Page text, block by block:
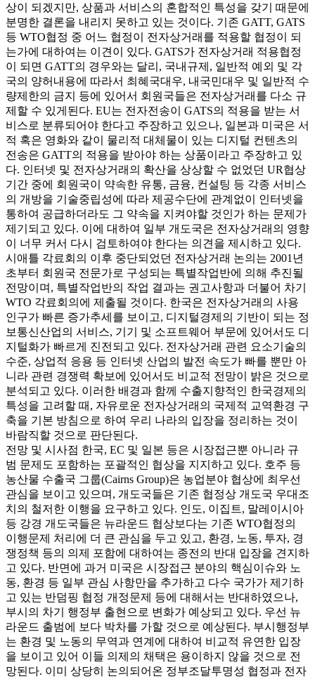
상이 되겠지만, 상품과 서비스의 혼합적인 특성을 갖기 때문에
분명한 결론을 내리지 못하고 있는 것이다. 기존 GATT, GATS
등 WTO협정 중 어느 협정이 전자상거래를 적용할 협정이 되
는가에 대하여는 이견이 있다. GATS가 전자상거래 적용협정
이 되면 GATT의 경우와는 달리, 국내규제, 일반적 예외 및 각
국의 양허내용에 따라서 최혜국대우, 내국민대우 및 일반적 수
량제한의 금지 등에 있어서 회원국들은 전자상거래를 다소 규
제할 수 있게된다. EU는 전자전송이 GATS의 적용을 받는 서
비스로 분류되어야 한다고 주장하고 있으나, 일본과 미국은 서
적 혹은 영화와 같이 물리적 대체물이 있는 디지털 컨텐츠의
전송은 GATT의 적용을 받아야 하는 상품이라고 주장하고 있
다. 인터넷 및 전자상거래의 확산을 상상할 수 없었던 UR협상
기간 중에 회원국이 약속한 유통, 금융, 컨설팅 등 각종 서비스
의 개방을 기술중립성에 따라 제공수단에 관계없이 인터넷을
통하여 공급하더라도 그 약속을 지켜야할 것인가 하는 문제가
제기되고 있다. 이에 대하여 일부 개도국은 전자상거래의 영향
이 너무 커서 다시 검토하여야 한다는 의견을 제시하고 있다.
시애틀 각료회의 이후 중단되었던 전자상거래 논의는 2001년
초부터 회원국 전문가로 구성되는 특별작업반에 의해 추진될
전망이며, 특별작업반의 작업 결과는 권고사항과 더불어 차기
WTO 각료회의에 제출될 것이다. 한국은 전자상거래의 사용
인구가 빠른 증가추세를 보이고, 디지털경제의 기반이 되는 정
보통신산업의 서비스, 기기 및 소프트웨어 부문에 있어서도 디
지털화가 빠르게 진전되고 있다. 전자상거래 관련 요소기술의
수준, 상업적 응용 등 인터넷 산업의 발전 속도가 빠를 뿐만 아
니라 관련 경쟁력 확보에 있어서도 비교적 전망이 밝은 것으로
분석되고 있다. 이러한 배경과 함께 수출지향적인 한국경제의
특성을 고려할 때, 자유로운 전자상거래의 국제적 교역환경 구
축을 기본 방침으로 하여 우리 나라의 입장을 정리하는 것이
바람직할 것으로 판단된다.
전망 및 시사점 한국, EC 및 일본 등은 시장접근뿐 아니라 규
범 문제도 포함하는 포괄적인 협상을 지지하고 있다. 호주 등
농산물 수출국 그룹(Cairns Group)은 농업분야 협상에 최우선
관심을 보이고 있으며, 개도국들은 기존 협정상 개도국 우대조
치의 철저한 이행을 요구하고 있다. 인도, 이집트, 말레이시아
등 강경 개도국들은 뉴라운드 협상보다는 기존 WTO협정의
이행문제 처리에 더 큰 관심을 두고 있고, 환경, 노동, 투자, 경
쟁정책 등의 의제 포함에 대하여는 종전의 반대 입장을 견지하
고 있다. 반면에 과거 미국은 시장접근 분야의 핵심이슈와 노
동, 환경 등 일부 관심 사항만을 추가하고 다수 국가가 제기하
고 있는 반덤핑 협정 개정문제 등에 대해서는 반대하였으나,
부시의 차기 행정부 출현으로 변화가 예상되고 있다. 우선 뉴
라운드 출범에 보다 박차를 가할 것으로 예상된다. 부시행정부
는 환경 및 노동의 무역과 연계에 대하여 비교적 유연한 입장
을 보이고 있어 이들 의제의 채택은 용이하지 않을 것으로 전
망된다. 이미 상당히 논의되어온 정부조달투명성 협정과 전자